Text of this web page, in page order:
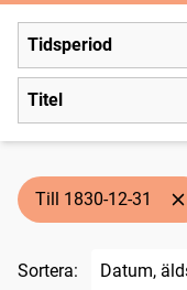
Tidsperiod
Titel
Till 1830-12-31
Sortera: